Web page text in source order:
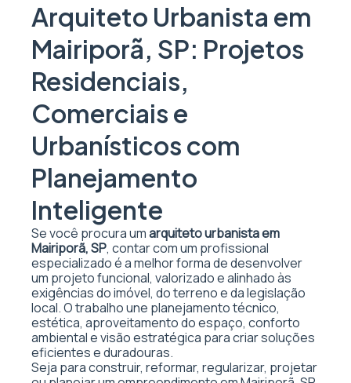
Arquiteto Urbanista em
Mairiporã, SP: Projetos
Residenciais,
Comerciais e
Urbanísticos com
Planejamento
Inteligente
Se você procura umarquiteto urbanista em
Mairiporã, SP, contar com um profissional
especializado é a melhor forma de desenvolver
um projeto funcional, valorizado e alinhado às
exigências do imóvel, do terreno e da legislação
local. O trabalho une planejamento técnico,
estética, aproveitamento do espaço, conforto
ambiental e visão estratégica para criar soluções
eficientes e duradouras.
Seja para construir, reformar, regularizar, projetar